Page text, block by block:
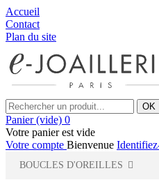
Accueil
Contact
Plan du site
OK
Panier (vide) 0
Votre panier est vide
Votre compte Bienvenue
BOUCLES D'OREILLES